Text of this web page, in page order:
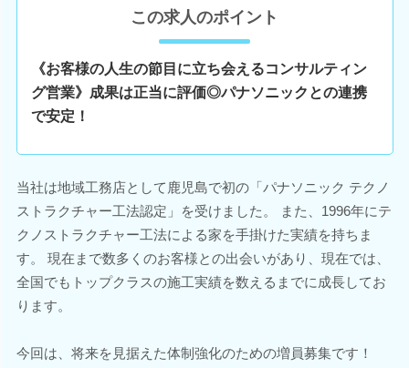
この求人のポイント
《お客様の人生の節目に立ち会えるコンサルティン
グ営業》成果は正当に評価◎パナソニックとの連携
で安定！
当社は地域工務店として鹿児島で初の「パナソニック テクノ
ストラクチャー工法認定」を受けました。 また、1996年にテ
クノストラクチャー工法による家を手掛けた実績を持ちま
す。 現在まで数多くのお客様との出会いがあり、現在では、
全国でもトップクラスの施工実績を数えるまでに成長してお
ります。
今回は、将来を見据えた体制強化のための増員募集です！